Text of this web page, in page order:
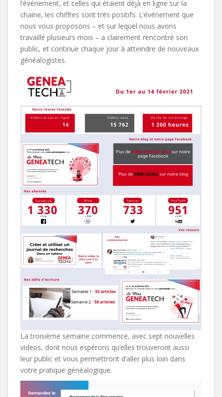
l’événement, et celles qui étaient déjà en ligne sur la
chaine, les chiffres sont très positifs. L’événement que
nous vous proposons – et sur lequel nous avons
travaillé plusieurs mois – a clairement rencontré son
public, et continue chaque jour à atteindre de nouveaux
généalogistes.
La troisième semaine commence, avec sept nouvelles
videos, dont nous espérons qu’elles trouveront aussi
leur public et vous permettront d’aller plus loin dans
votre pratique généalogique.